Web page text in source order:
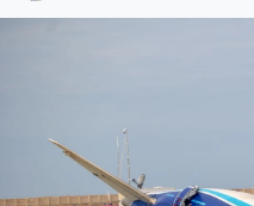
Ramazan